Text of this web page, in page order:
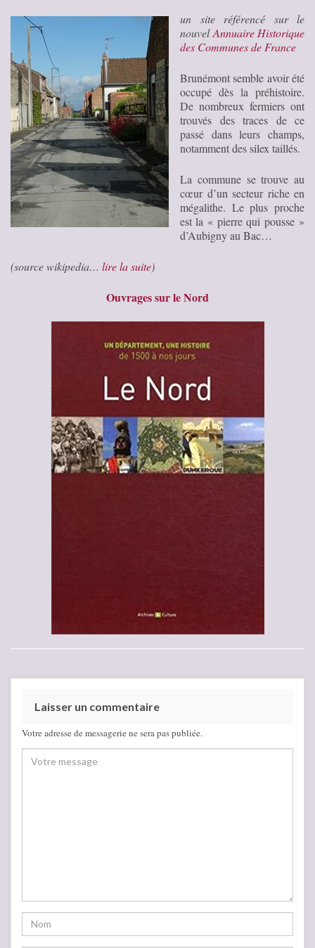
un site référencé sur le
nouvelAnnuaire Historique
des Communes de France
Brunémont semble avoir été
occupé dès la préhistoire.
De nombreux fermiers ont
trouvés des traces de ce
passé dans leurs champs,
notamment des silex taillés.
La commune se trouve au
cœur d’un secteur riche en
mégalithe. Le plus proche
est la « pierre qui pousse »
d’Aubigny au Bac…
(source wikipedia… lire la suite)
Ouvrages sur le Nord
Laisser un commentaire
Votre adresse de messagerie ne sera pas publiée.